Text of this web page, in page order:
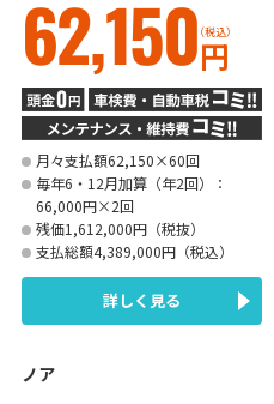
62,150円
（税込）
月々支払額62,150×60回
毎年6・12月加算（年2回）：
66,000円×2回
残価1,612,000円（税抜）
支払総額4,389,000円（税込）
詳しく見る
ノア